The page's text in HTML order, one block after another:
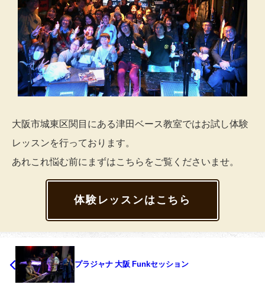
大阪市城東区関目にある津田ベース教室ではお試し体験
レッスンを行っております。
あれこれ悩む前にまずはこちらをご覧くださいませ。
体験レッスンはこちら
プラジャナ 大阪 Funkセッション